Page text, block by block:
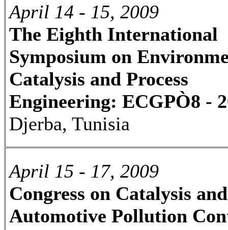
April 14 - 15, 2009
The Eighth International
Symposium on
Catalysis and Process
Engineering: ECGPÒ8 -
Djerba, Tunisia
April 15 - 17, 2009
Congress on Catalysis and
Automotive Pollution